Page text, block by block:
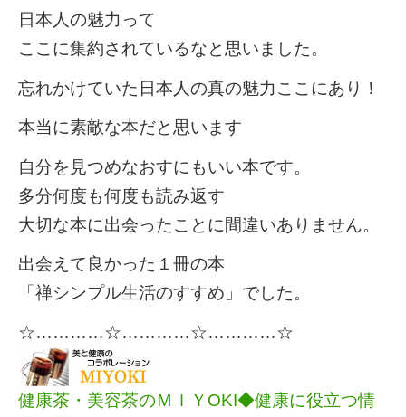
日本人の魅力って
ここに集約されているなと思いました。
忘れかけていた日本人の真の魅力ここにあり！
本当に素敵な本だと思います
自分を見つめなおすにもいい本です。
多分何度も何度も読み返す
大切な本に出会ったことに間違いありません。
出会えて良かった１冊の本
「禅シンプル生活のすすめ」でした。
☆…………☆…………☆…………☆
健康茶・美容茶のＭＩＹOKI◆健康に役立つ情